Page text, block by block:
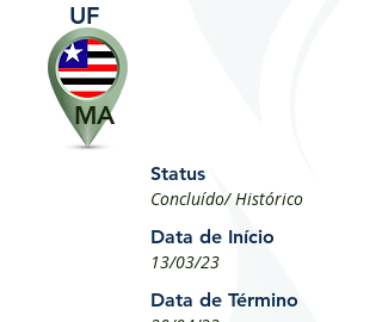
UF
MA
Status
Concluído/ Histórico
Data de Início
13/03/23
Data de Término